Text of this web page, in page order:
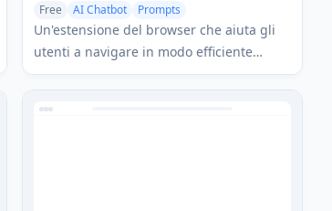
Free AI Chatbot Prompts
Un'estensione del browser che aiuta gli
utenti a navigare in modo efficiente
attraverso le conversazioni su
come ChatGPT, Grok, Gemini, Claude e